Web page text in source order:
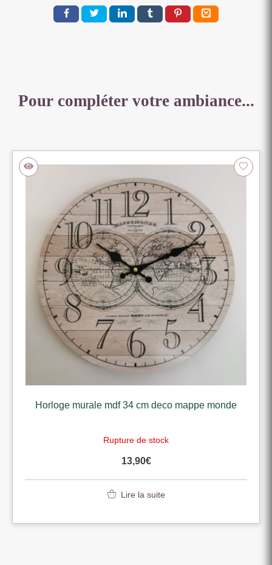
ATTACHE
20
Pour compléter votre ambiance...
Horloge murale mdf 34 cm deco mappe monde
Rupture de stock
13,90€
Lire la suite